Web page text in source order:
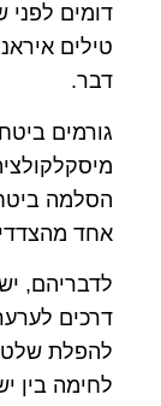
דומים לפני
טילים
דבר.
גורמים
הסלמה
אחד
לדבריהם,
דרכים
להפלת
לחימה בין